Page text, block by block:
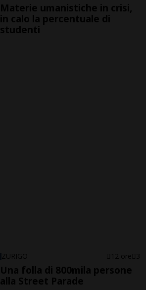
Materie umanistiche in crisi,
in calo la percentuale di
studenti
ZURIGO 12 ore 3
Una folla di 800mila persone
alla Street Parade